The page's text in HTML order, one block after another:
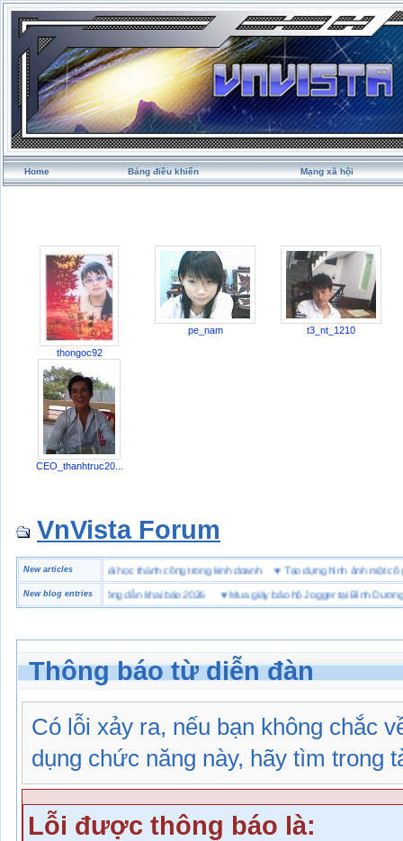
Home Bảng điều khiển Mạng xã hội
thongoc92
pe_nam t3_nt_1210
CEO_thanhtruc20...
VnVista Forum
New articles
biệt” của Microsoft ♥4 bài học thành công trong kinh doanh♥Tạo dựng hình ảnh
New blog entries
hải quan là gì? Hướng dẫn khai báo 2026♥ Mua giày bảo hộ Jogger tại Bình Dương ở
Thông báo từ diễn đàn
Có lỗi xảy ra, nếu bạn không chắc
dụng chức năng này, hãy tìm trong
Lỗi được thông báo là: